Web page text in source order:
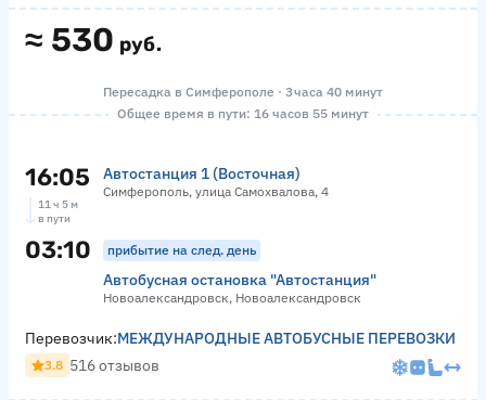
≈ 530 руб.
Пересадка в Симферополе · 3 часа 40 минут
Общее время в пути: 16 часов 55 минут
16:05 Автостанция 1 (Восточная)
Симферополь, улица Самохвалова, 4
11 ч 5 м
в пути
03:10 прибытие на след. день
Автобусная остановка "Автостанция"
Новоалександровск, Новоалександровск
Перевозчик:МЕЖДУНАРОДНЫЕ АВТОБУСНЫЕ ПЕРЕВОЗКИ
3.8 516 отзывов